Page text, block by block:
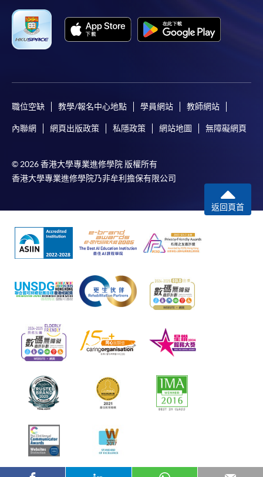
職位空缺 教學/報名中心地點 學員網站 教師網站
內聯網 網頁出版政策 私隱政策 網站地圖 無障礙網頁
© 2026 香港大學專業進修學院 版權所有
香港大學專業進修學院乃非牟利擔保有限公司
返回頁首